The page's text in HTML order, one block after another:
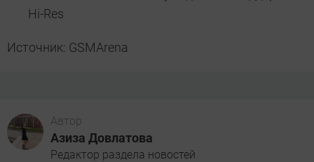
Hi-Res
Источник: GSMArena
Автор
Азиза Довлатова
Редактор раздела новостей